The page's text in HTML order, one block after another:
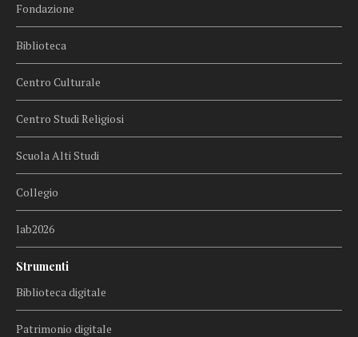
Fondazione
Biblioteca
Centro Culturale
Centro Studi Religiosi
Scuola Alti Studi
Collegio
lab2026
Strumenti
Biblioteca digitale
Patrimonio digitale